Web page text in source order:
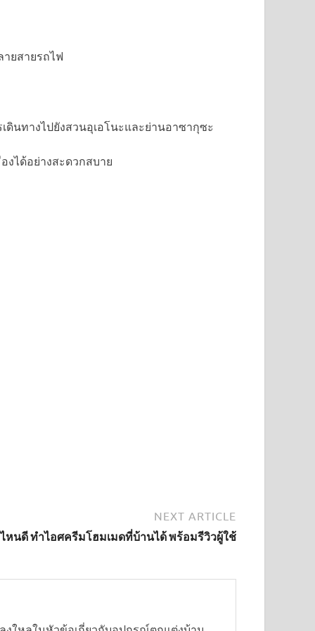
ายสายรถไฟ
ดินทางไปยังสวนอุเอโนะและย่านอาซากุซะ
งได้อย่างสะดวกสบาย
NEXT ARTICLE
หนดี ทำไอศครีมโฮมเมดที่บ้านได้ พร้อมรีวิวผู้ใช้